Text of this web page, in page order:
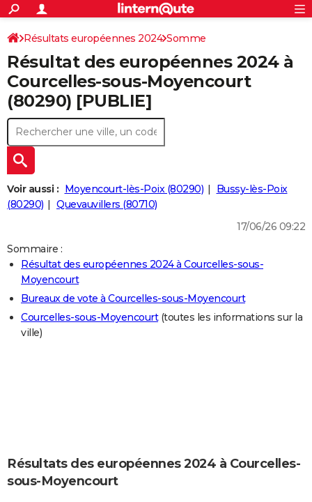
ACTUALITÉS
Politique
Société
Faits Divers
Education
Monde
Villes
+
SPORT
Coupe du monde 2026
Football
Tennis
Cyclisme
Rugby
Forum
Programme TV
TNT
Streaming
Cinéma
Sorties cinéma
Musique
+
FINANCE
Retraite
Impôts
Epargne
Immobilier
Risques naturels par ville
Banque
Assurance
CréditAUTO
Essais
Réserver un essai
Citadines
Berlines
SUV
Forum auto
+HIGH-TECH
Mobiles
Meilleur smartphone
Internet
Ordinateurs
Jeux vidéo
Guide high-tech
+
BRICOLAGE
Forum
Aménagement intérieur
Extérieur
Cuisine
Salle de bains
Jardinage
Rangement
+
LIFESTYLE
Art de vivre
Bien-être
Loisirs
Mode
Modes de vie
SANTE
Alimentation
Guide de la santé
Maladies
Médicaments
Sommeil
VOYAGE
Destinations
City break
Voyage nature
Voyage de noces
Forum
Climat
PHOTO
Dictionnaire
Biographies
Citations
Expressions
Proverbes
PROGRAMME TV
S'inscrire
Connexion
Résultats européennes 2024 Somme
Résultat des européennes 2024 à
Courcelles-sous-Moyencourt
(80290) [PUBLIE]
Voir aussi : Moyencourt-lès-Poix (80290)
Bussy-lès-Poix
(80290)
Quevauvillers (80710)
17/06/26 09:22
Sommaire :
Résultat des européennes 2024 à Courcelles-sous-
Moyencourt
Bureaux de vote à Courcelles-sous-Moyencourt
Courcelles-sous-Moyencourt(toutes les informations sur la
ville)
Résultats des européennes 2024 à Courcelles-
sous-Moyencourt